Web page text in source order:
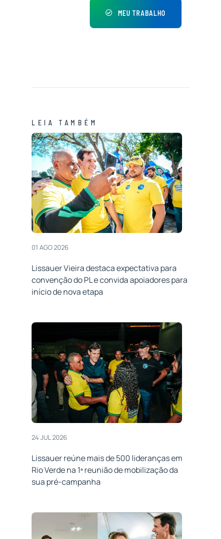
MEU TRABALHO
LEIA TAMBÉM
01 AGO 2026
Lissauer Vieira destaca expectativa para
convenção do PL e convida apoiadores para
início de nova etapa
24 JUL 2026
Lissauer reúne mais de 500 lideranças em
Rio Verde na 1ª reunião de mobilização da
sua pré-campanha